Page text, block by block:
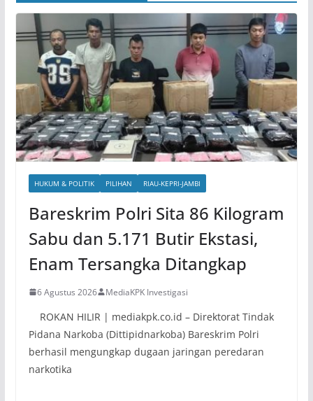
HUKUM & POLITIK PILIHAN RIAU-KEPRI-JAMBI
Bareskrim Polri Sita 86 Kilogram
Sabu dan 5.171 Butir Ekstasi,
Enam Tersangka Ditangkap
6 Agustus 2026 MediaKPK Investigasi
ROKAN HILIR | mediakpk.co.id – Direktorat Tindak
Pidana Narkoba (Dittipidnarkoba) Bareskrim Polri
berhasil mengungkap dugaan jaringan peredaran
narkotika